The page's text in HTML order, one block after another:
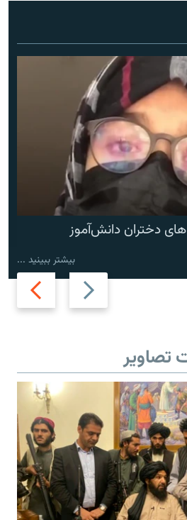
Previous
slide
Next
slide
دختران دانش‌آموز
بیشتر ببینید ...
تصاویر